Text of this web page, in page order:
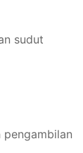
sudut